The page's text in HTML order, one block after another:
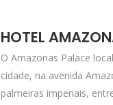
HOTEL
O Amazonas Palace
cidade, na avenida
palmeiras imperiais,